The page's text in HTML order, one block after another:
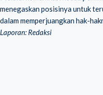
menegaskan posisinya untuk
dalam memperjuangkan hak-
Laporan: Redaksi